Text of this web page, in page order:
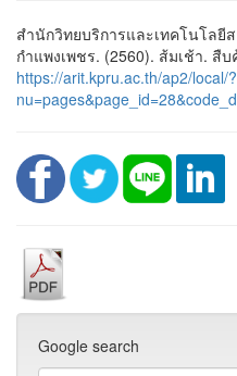
สำนักวิทยบริการและเทคโนโลยี
กำแพงเพชร. (2560). ส้มเช้า. สื
https://arit.kpru.ac.th/ap2/local/?
Google search